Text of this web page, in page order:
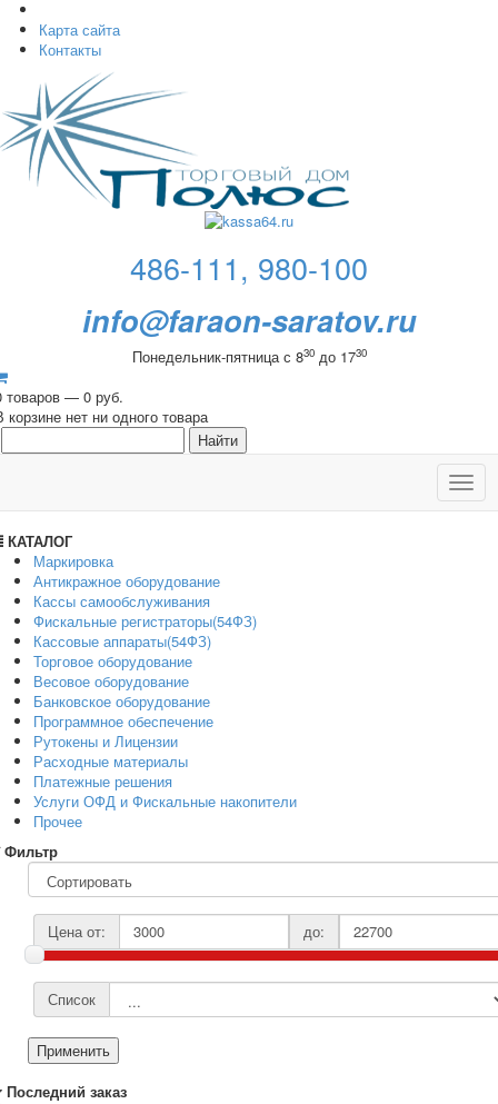
Карта сайта
Контакты
486-111, 980-100
info@faraon-saratov.ru
Понедельник-пятница с 830до 1730
товаров — 0 руб.
корзине нет ни одного товара
КАТАЛОГ
Маркировка
Антикражное оборудование
Кассы самообслуживания
Фискальные регистраторы(54ФЗ)
Кассовые аппараты(54ФЗ)
Торговое оборудование
Весовое оборудование
Банковское оборудование
Программное обеспечение
Рутокены и Лицензии
Расходные материалы
Платежные решения
Услуги ОФД и Фискальные накопители
Прочее
Фильтр
Цена от: до:
Список
Применить
Последний заказ